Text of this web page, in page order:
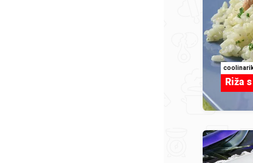
Riža